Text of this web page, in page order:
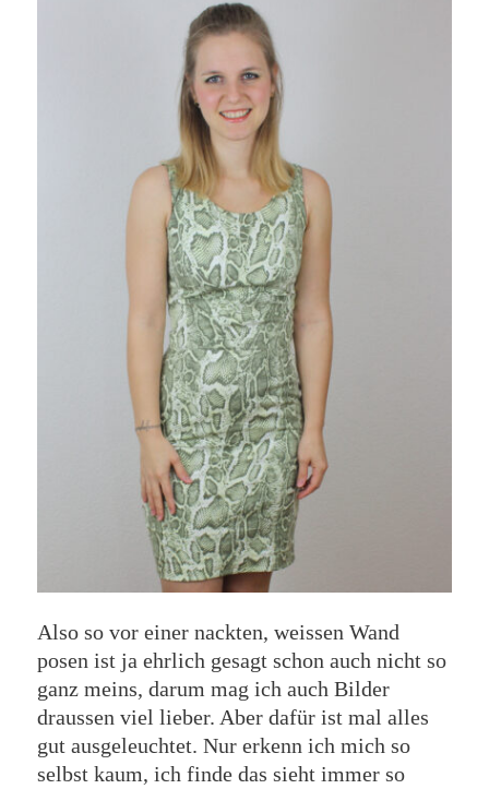
Also so vor einer nackten, weissen Wand
posen ist ja ehrlich gesagt schon auch nicht so
ganz meins, darum mag ich auch Bilder
draussen viel lieber. Aber dafür ist mal alles
gut ausgeleuchtet. Nur erkenn ich mich so
selbst kaum, ich finde das sieht immer so